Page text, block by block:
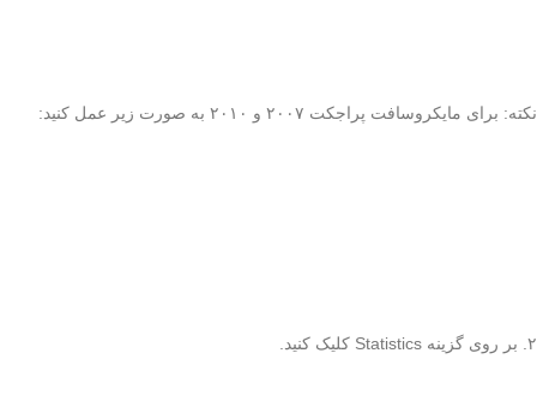
نکته: برای مایکروسافت پراجکت ۲۰۰۷ و ۲۰۱۰ به صورت زیر عمل کنید:
۲. بر روی گزینه Statistics کلیک کنید.